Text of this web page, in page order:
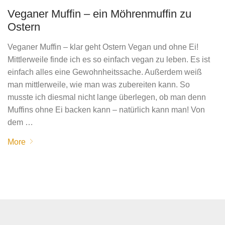
Veganer Muffin – ein Möhrenmuffin zu
Ostern
Veganer Muffin – klar geht Ostern Vegan und ohne Ei!
Mittlerweile finde ich es so einfach vegan zu leben. Es ist
einfach alles eine Gewohnheitssache. Außerdem weiß
man mittlerweile, wie man was zubereiten kann. So
musste ich diesmal nicht lange überlegen, ob man denn
Muffins ohne Ei backen kann – natürlich kann man! Von
dem …
More